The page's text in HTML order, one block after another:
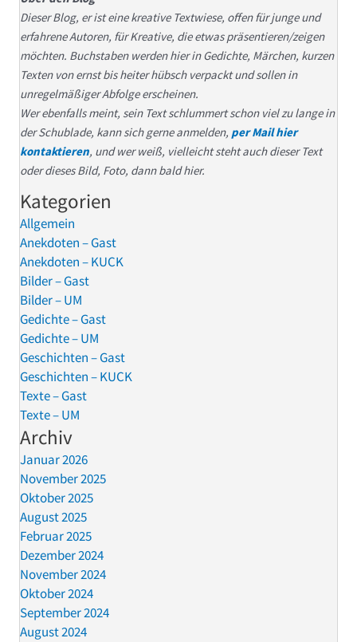
Dieser Blog, er ist eine kreative Textwiese, offen für junge und
erfahrene Autoren, für Kreative, die etwas präsentieren/zeigen
möchten. Buchstaben werden hier in Gedichte, Märchen, kurzen
Texten von ernst bis heiter hübsch verpackt und sollen in
unregelmäßiger Abfolge erscheinen.
Wer ebenfalls meint, sein Text schlummert schon viel zu lange in
der Schublade, kann sich gerne anmelden, per Mail hier
kontaktieren, und wer weiß, vielleicht steht auch dieser Text
oder dieses Bild, Foto, dann bald hier.
Kategorien
Allgemein
Anekdoten – Gast
Anekdoten – KUCK
Bilder – Gast
Bilder – UM
Gedichte – Gast
Gedichte – UM
Geschichten – Gast
Geschichten – KUCK
Texte – Gast
Texte – UM
Archiv
Januar 2026
November 2025
Oktober 2025
August 2025
Februar 2025
Dezember 2024
November 2024
Oktober 2024
September 2024
August 2024